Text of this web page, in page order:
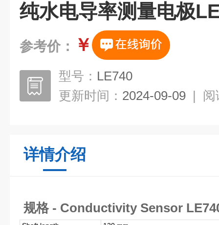
纯水电导率测量电极
参考价： ￥
型号： LE740
更新时间： 2024-09-09 | 阅
详情介绍
规格 - Conductivity Sensor